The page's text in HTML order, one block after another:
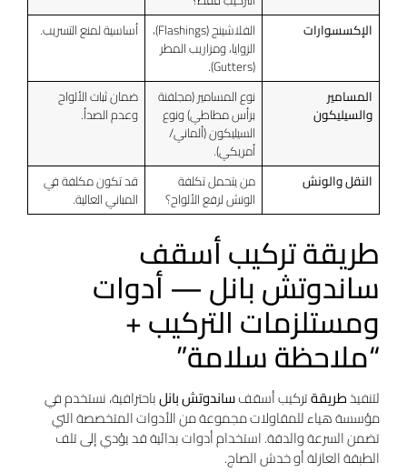
الإكسسوارات
الفلاشينج (Flashings)،
الزوايا، ومزاريب المطر
(Gutters).
أساسية لمنع التسريب.
المسامير
والسيليكون
نوع المسامير (مجلفنة
برأس مطاطي) ونوع
السيليكون (ألماني/
أمريكي).
ضمان ثبات الألواح
وعدم الصدأ.
النقل والونش من يتحمل تكلفة
الونش لرفع الألواح؟
قد تكون مكلفة في
المباني العالية.
طريقة تركيب أسقف
ساندوتش بانل — أدوات
ومستلزمات التركيب +
“ملاحظة سلامة”
لتنفيذطريقةتركيب أسقفساندوتش بانلباحترافية، نستخدم في
مؤسسة هياء للمقاولات مجموعة من الأدوات المتخصصة التي
تضمن السرعة والدقة. استخدام أدوات بدائية قد يؤدي إلى تلف
الطبقة العازلة أو خدش الصاج.